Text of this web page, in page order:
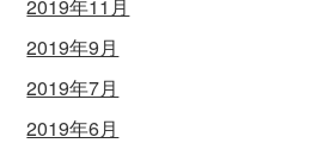
2019年11月
2019年9月
2019年7月
2019年6月